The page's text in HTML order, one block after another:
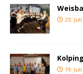
23.
19.